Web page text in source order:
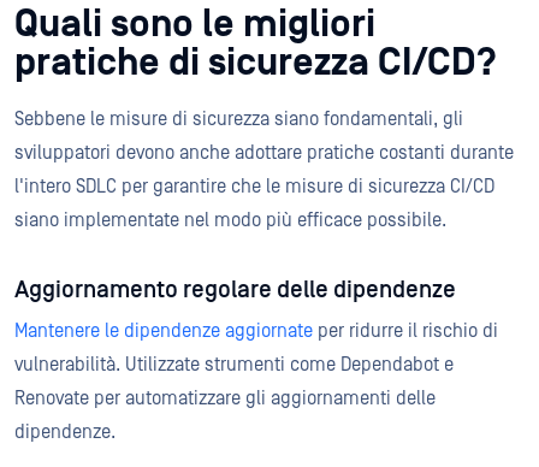
Quali sono le migliori
pratiche di sicurezza CI/CD?
Sebbene le misure di sicurezza siano fondamentali, gli
sviluppatori devono anche adottare pratiche costanti durante
l'intero SDLC per garantire che le misure di sicurezza CI/CD
siano implementate nel modo più efficace possibile.
Aggiornamento regolare delle dipendenze
Mantenere le dipendenze aggiornate per ridurre il rischio di
vulnerabilità. Utilizzate strumenti come Dependabot e
Renovate per automatizzare gli aggiornamenti delle
dipendenze.